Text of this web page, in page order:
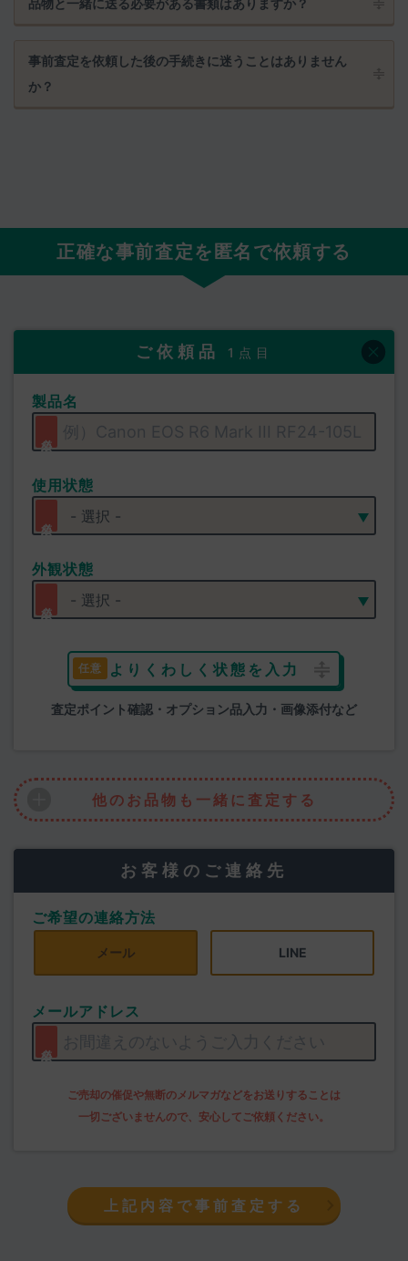
品物と一緒に送る必要がある書類はありますか？
事前査定を依頼した後の手続きに迷うことはありません
か？
正確な事前査定を匿名で依頼する
ご依頼品 1点目
製品名
使用状態
外観状態
よりくわしく状態を入力
査定ポイント確認・オプション品入力・画像添付など
他のお品物も一緒に査定する
お客様のご連絡先
ご希望の連絡方法
メール LINE
メールアドレス
上記内容で事前査定する